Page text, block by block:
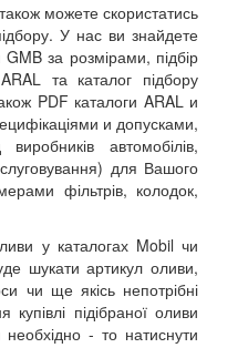
можете скористатись
У нас ви знайдете
за розмірами, підбір
та каталог підбору
PDF каталоги ARAL и
и допусками,
автомобілів,
для Вашого
фільтрів, колодок,
у каталогах Mobil чи
шукати артикул оливи,
чи ще якісь непотрібні
купівлі підібраної оливи
- то натиснути